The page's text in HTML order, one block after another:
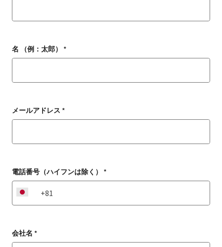
名 （例：太郎） *
メールアドレス *
電話番号（ハイフンは除く） *
JP
会社名 *